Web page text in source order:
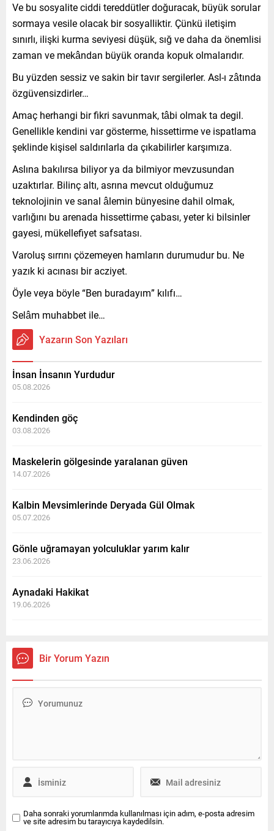
Ve bu sosyalite ciddi tereddütler doğuracak, büyük sorular
sormaya vesile olacak bir sosyalliktir. Çünkü iletişim
sınırlı, ilişki kurma seviyesi düşük, sığ ve daha da önemlisi
zaman ve mekândan büyük oranda kopuk olmalarıdır.
Bu yüzden sessiz ve sakin bir tavır sergilerler. Asl-ı zâtında
özgüvensizdirler…
Amaç herhangi bir fikri savunmak, tâbi olmak ta degil.
Genellikle kendini var gösterme, hissettirme ve ispatlama
şeklinde kişisel saldırılarla da çıkabilirler karşımıza.
Aslına bakılırsa biliyor ya da bilmiyor mevzusundan
uzaktırlar. Bilinç altı, asrına mevcut olduğumuz
teknolojinin ve sanal âlemin bünyesine dahil olmak,
varlığını bu arenada hissettirme çabası, yeter ki bilsinler
gayesi, mükellefiyet safsatası.
Varoluş sırrını çözemeyen hamların durumudur bu. Ne
yazık ki acınası bir acziyet.
Öyle veya böyle “Ben buradayım” kılıfı…
Selâm muhabbet ile…
Yazarın Son Yazıları
İnsan İnsanın Yurdudur
05.08.2026
Kendinden göç
03.08.2026
Maskelerin gölgesinde yaralanan güven
14.07.2026
Kalbin Mevsimlerinde Deryada Gül Olmak
05.07.2026
Gönle uğramayan yolculuklar yarım kalır
23.06.2026
Aynadaki Hakikat
19.06.2026
Bir Yorum Yazın
Daha sonraki yorumlarımda kullanılması için adım, e-posta adresim
ve site adresim bu tarayıcıya kaydedilsin.